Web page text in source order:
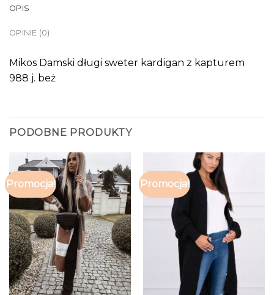
OPIS
OPINIE (0)
Mikos Damski długi sweter kardigan z kapturem
988 j. beż
PODOBNE PRODUKTY
Promocja! Promocja!